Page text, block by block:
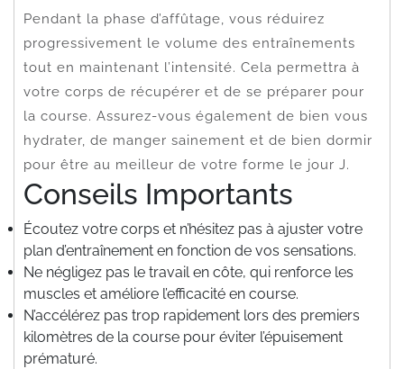
Pendant la phase d’affûtage, vous réduirez
progressivement le volume des entraînements
tout en maintenant l’intensité. Cela permettra à
votre corps de récupérer et de se préparer pour
la course. Assurez-vous également de bien vous
hydrater, de manger sainement et de bien dormir
pour être au meilleur de votre forme le jour J.
Conseils Importants
Écoutez votre corps et n’hésitez pas à ajuster votre
plan d’entraînement en fonction de vos sensations.
Ne négligez pas le travail en côte, qui renforce les
muscles et améliore l’efficacité en course.
N’accélérez pas trop rapidement lors des premiers
kilomètres de la course pour éviter l’épuisement
prématuré.